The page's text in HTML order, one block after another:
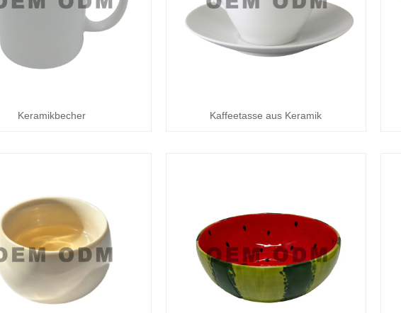
Keramikbecher Kaffeetasse aus Keramik